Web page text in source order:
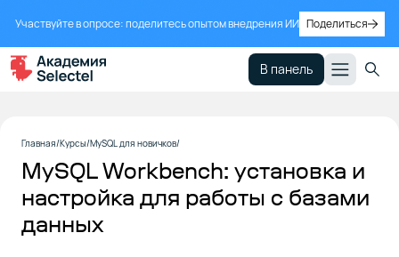
Участвуйте в опросе: поделитесь опытом внедрения ИИ Поделиться
В панель
1
2
Что такое
MySQL
Главная Курсы MySQL для новичков
MySQL Workbench: установка и
настройка для работы с базами
данных